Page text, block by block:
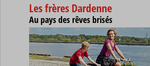
Les frères Dardenne
Au pays des rêves brisés